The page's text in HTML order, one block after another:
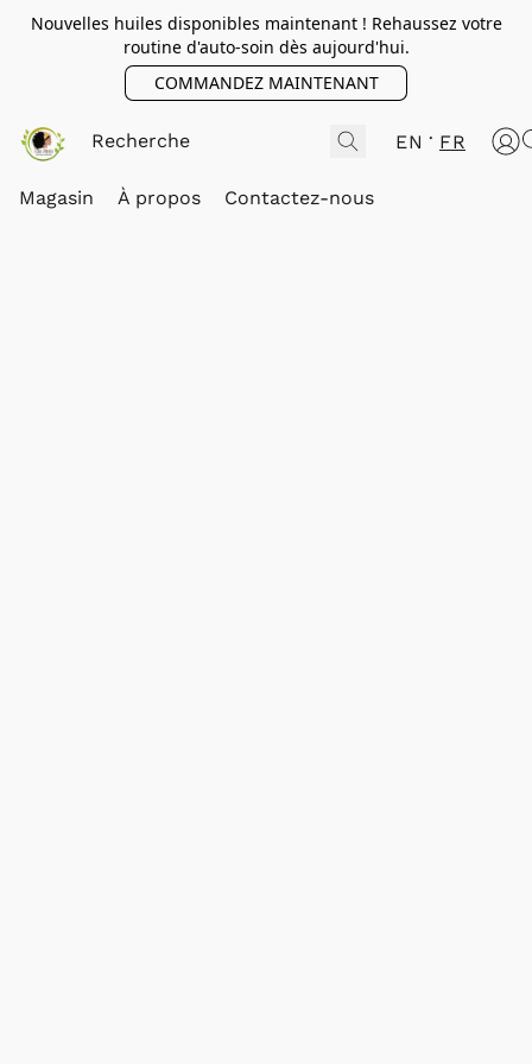
Nouvelles huiles disponibles maintenant ! Rehaussez votre
routine d'auto-soin dès aujourd'hui.
COMMANDEZ MAINTENANT
EN FR
Magasin À propos Contactez-nous